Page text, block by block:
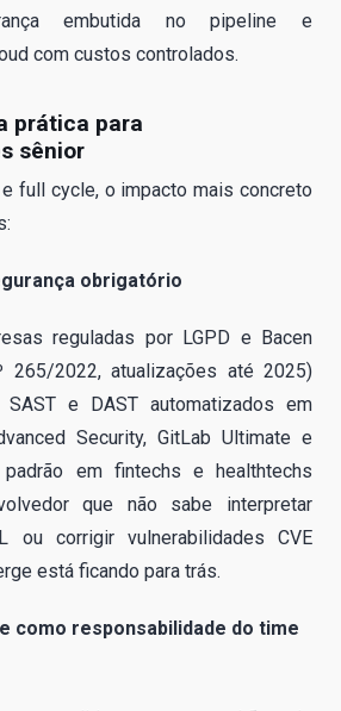
embutida no pipeline e
com custos controlados.
prática para
sênior
full cycle, o impacto mais concreto
obrigatório
reguladas por LGPD e Bacen
265/2022, atualizações até 2025)
e DAST automatizados em
Security, GitLab Ultimate e
em fintechs e healthtechs
que não sabe interpretar
ou corrigir vulnerabilidades CVE
está ficando para trás.
como responsabilidade do time